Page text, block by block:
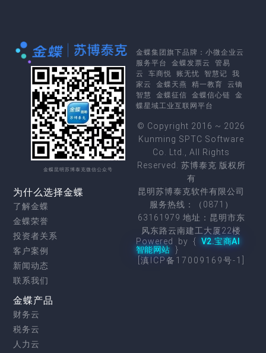
金蝶昆明苏博泰克微信公众号
为什么选择金蝶
了解金蝶
金蝶荣誉
投资者关系
客户案例
新闻动态
联系我们
金蝶产品
财务云
税务云
人力云
金蝶集团 旗下品牌： 小微企业云
服务平台
金蝶发票云
管易
云
车商悦 账无忧 智慧记
我
家云
金蝶天燕 精一教育
云镝
智慧
金蝶征信 金蝶信心链
金
蝶星域工业互联网平台
© Copyright 2016 ~ 2026
Kunming SPTC Software
Co. Ltd., All Rights
Reserved. 苏博泰克 版权所
有
昆明苏博泰克软件有限公司
服务热线：（0871）
63161979 地址：昆明市东
风东路云南建工大厦22楼
Powered by { V2.宝商AI
智能网站 }
[滇ICP备17009169号-1]